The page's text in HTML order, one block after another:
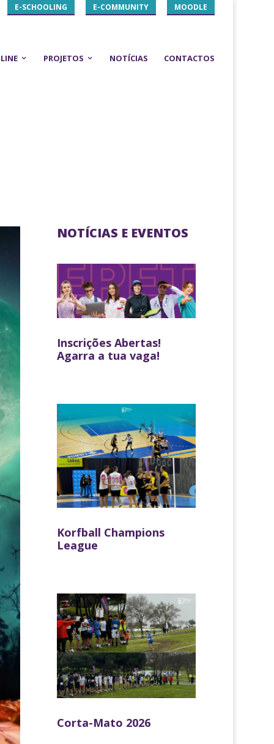
E-SCHOOLING E-COMMUNITY MOODLE
PROJETOS NOTÍCIAS CONTACTOS
NOTÍCIAS E EVENTOS
Inscrições Abertas!
Agarra a tua vaga!
Korfball Champions
League
Corta-Mato 2026